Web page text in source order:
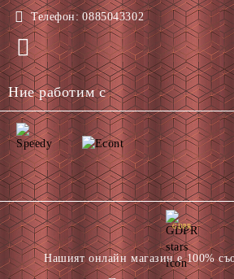
Телефон: 0885043302
Ние работим с
GDPR
Нашият онлайн магазин е 100%